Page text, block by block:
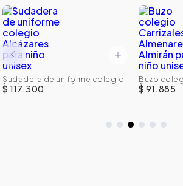
Sudadera de uniforme colegio
Alcázares para niño unisex
$ 117.300
Buzo
Almenares
unisex
$ 91.885